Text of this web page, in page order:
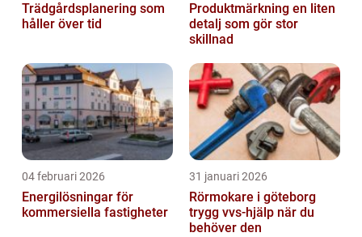
Trädgårdsplanering som
håller över tid
Produktmärkning en liten
detalj som gör stor
skillnad
04 februari 2026
Energilösningar för
kommersiella fastigheter
31 januari 2026
Rörmokare i göteborg
trygg vvs-hjälp när du
behöver den